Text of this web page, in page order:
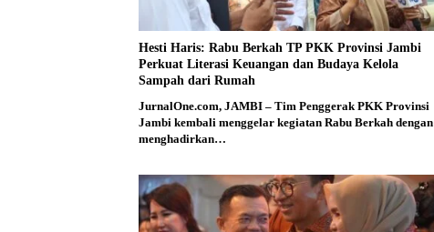
Hesti Haris: Rabu Berkah TP PKK Provinsi Jambi
Perkuat Literasi Keuangan dan Budaya Kelola
Sampah dari Rumah
JurnalOne.com, JAMBI – Tim Penggerak PKK Provinsi
Jambi kembali menggelar kegiatan Rabu Berkah dengan
menghadirkan…